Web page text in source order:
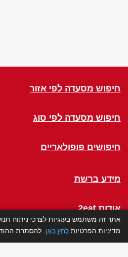
חיפוש מסעדה לפי אזור
חיפוש מסעדה לפי סוג
חיפושים פופולאריים
מידע ברשת
אודות 2eat
Table
אתר זה משתמש בעוגיות לצרכי ניתוח
מדיניות הפרטיות לחץ כאן . להסתרת